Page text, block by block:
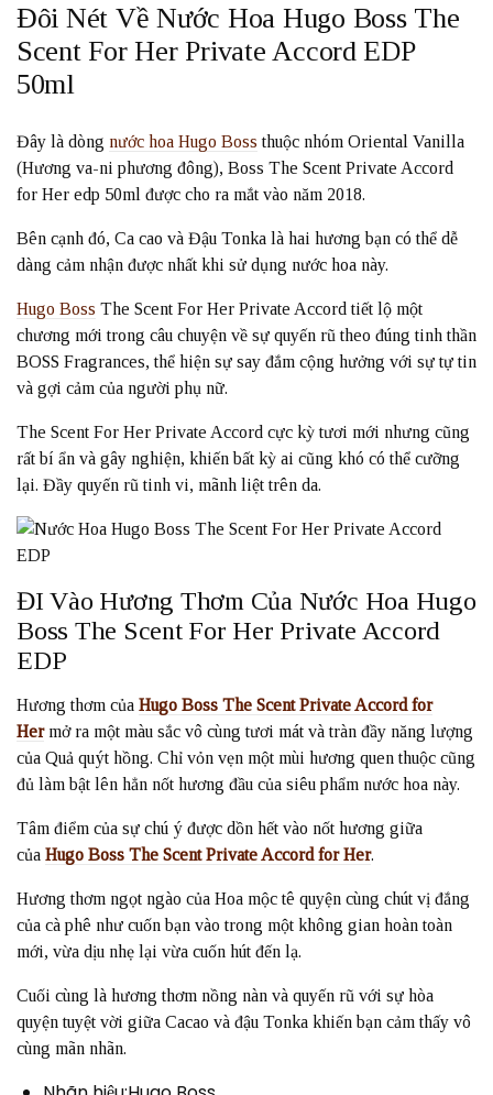
Đôi Nét Về Nước Hoa Hugo Boss The
Scent For Her Private Accord EDP
50ml
Đây là dòng nước hoa Hugo Boss thuộc nhóm Oriental Vanilla
(Hương va-ni phương đông), Boss The Scent Private Accord
for Her edp 50ml được cho ra mắt vào năm 2018.
Bên cạnh đó, Ca cao và Đậu Tonka là hai hương bạn có thể dễ
dàng cảm nhận được nhất khi sử dụng nước hoa này.
Hugo Boss The Scent For Her Private Accord tiết lộ một
chương mới trong câu chuyện về sự quyến rũ theo đúng tinh thần
BOSS Fragrances, thể hiện sự say đắm cộng hưởng với sự tự tin
và gợi cảm của người phụ nữ.
The Scent For Her Private Accord cực kỳ tươi mới nhưng cũng
rất bí ẩn và gây nghiện, khiến bất kỳ ai cũng khó có thể cưỡng
lại. Đầy quyến rũ tinh vi, mãnh liệt trên da.
ĐI Vào Hương Thơm Của Nước Hoa Hugo
Boss The Scent For Her Private Accord
EDP
Hương thơm của Hugo Boss The Scent Private Accord for
Hermở ra một màu sắc vô cùng tươi mát và tràn đầy năng lượng
của Quả quýt hồng. Chỉ vỏn vẹn một mùi hương quen thuộc cũng
đủ làm bật lên hẳn nốt hương đầu của siêu phẩm nước hoa này.
Tâm điểm của sự chú ý được dồn hết vào nốt hương giữa
của Hugo Boss The Scent Private Accord for Her.
Hương thơm ngọt ngào của Hoa mộc tê quyện cùng chút vị đắng
của cà phê như cuốn bạn vào trong một không gian hoàn toàn
mới, vừa dịu nhẹ lại vừa cuốn hút đến lạ.
Cuối cùng là hương thơm nồng nàn và quyến rũ với sự hòa
quyện tuyệt vời giữa Cacao và đậu Tonka khiến bạn cảm thấy vô
cùng mãn nhãn.